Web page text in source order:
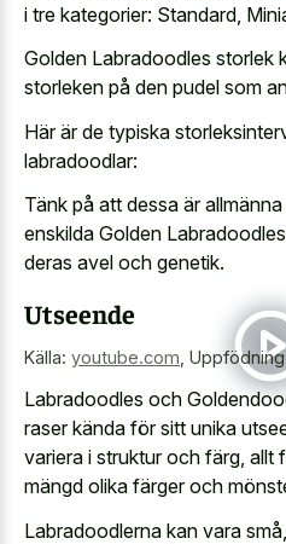
i tre kategorier: Standard,
Golden Labradoodles storlek
storleken på den pudel som
Här är de typiska
labradoodlar:
Tänk på att dessa är
enskilda Golden
deras avel och genetik.
Utseende
Källa: youtube.com
Labradoodles och
raser kända för sitt unika
variera i struktur och färg, allt
mängd olika färger och
Labradoodlerna kan vara